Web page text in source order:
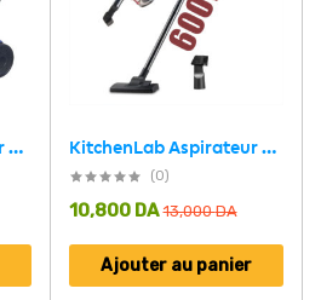
KitchenLab Aspirateur Sans Sac 4en1 Multi-Cyclonique 1400W – مكنسة كهربائية KitchenLab Aspirateur à main 4EN1 600W avec filtre HEPA – مكنسة أرضية كهربائية
(0)
13,000DA
10,800 DA
Ajouter au panier